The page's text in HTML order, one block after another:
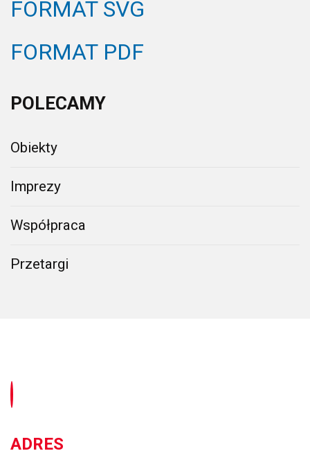
FORMAT SVG
FORMAT PDF
POLECAMY
Obiekty
Imprezy
Współpraca
Przetargi
ADRES